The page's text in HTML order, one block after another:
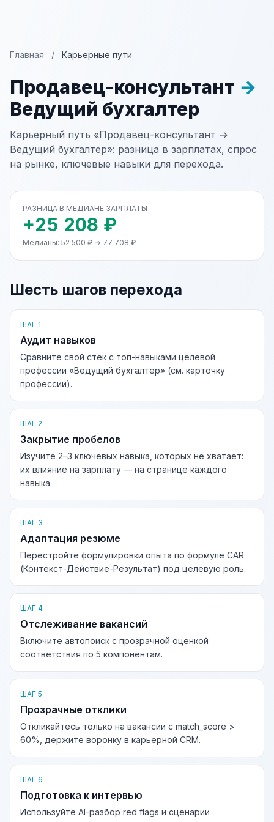
Главная / Карьерные пути
Продавец-консультант →
Ведущий бухгалтер
Карьерный путь «Продавец-консультант →
Ведущий бухгалтер»: разница в зарплатах, спрос
на рынке, ключевые навыки для перехода.
РАЗНИЦА В МЕДИАНЕ ЗАРПЛАТЫ
+25 208 ₽
Медианы: 52 500 ₽ → 77 708 ₽
Шесть шагов перехода
ШАГ 1
Аудит навыков
Сравните свой стек с топ-навыками целевой
профессии «Ведущий бухгалтер» (см. карточку
профессии).
ШАГ 2
Закрытие пробелов
Изучите 2–3 ключевых навыка, которых не хватает:
их влияние на зарплату — на странице каждого
навыка.
ШАГ 3
Адаптация резюме
Перестройте формулировки опыта по формуле CAR
(Контекст-Действие-Результат) под целевую роль.
ШАГ 4
Отслеживание вакансий
Включите автопоиск с прозрачной оценкой
соответствия по 5 компонентам.
ШАГ 5
Прозрачные отклики
Откликайтесь только на вакансии с match_score >
60%, держите воронку в карьерной CRM.
ШАГ 6
Подготовка к интервью
Используйте AI-разбор red flags и сценарии